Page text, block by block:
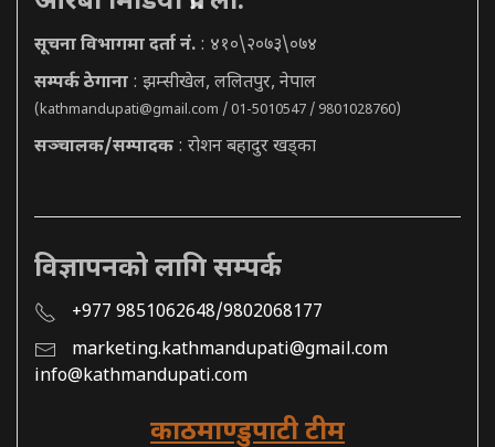
सूचना विभागमा दर्ता नं. : ४१०\२०७३\०७४
सम्पर्क ठेगाना : झम्सीखेल, ललितपुर, नेपाल
(kathmandupati@gmail.com / 01-5010547 / 9801028760)
सञ्चालक/सम्पादक : रोशन बहादुर खड्का
विज्ञापनको लागि सम्पर्क
+977 9851062648/9802068177
marketing.kathmandupati@gmail.com
info@kathmandupati.com
काठमाण्डुपाटी टीम